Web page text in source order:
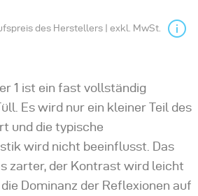
des Herstellers | exkl. MwSt.
1 ist ein fast vollständig
Es wird nur ein kleiner Teil des
und die typische
wird nicht beeinflusst. Das
zarter, der Kontrast wird leicht
Dominanz der Reflexionen auf